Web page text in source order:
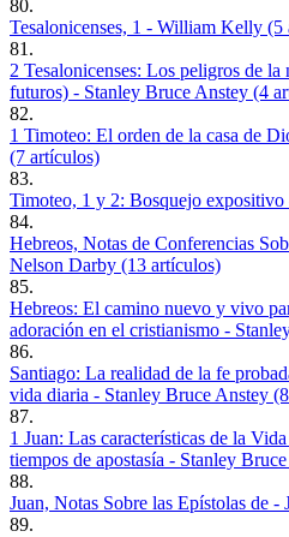
80.
Tesalonicenses, 1 - William Kelly (5
81.
2 Tesalonicenses: Los peligros de la
futuros) - Stanley Bruce Anstey (4
82.
1 Timoteo: El orden de la casa de
(7 artículos)
83.
Timoteo, 1 y 2: Bosquejo
84.
Hebreos, Notas de Conferencias
Nelson Darby (13 artículos)
85.
Hebreos: El camino nuevo y vivo
adoración en el cristianismo -
86.
Santiago: La realidad de la fe
vida diaria - Stanley Bruce Anstey
87.
1 Juan: Las características de la
tiempos de apostasía - Stanley
88.
Juan, Notas Sobre las Epístolas de
89.